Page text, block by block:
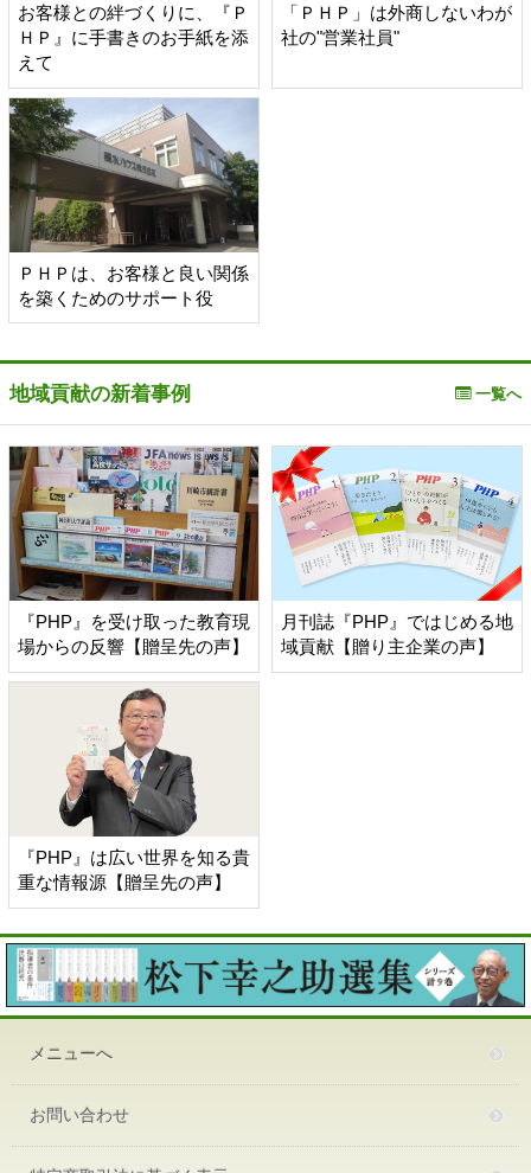
お客様との絆づくりに、『Ｐ
ＨＰ』に手書きのお手紙を添
えて
「ＰＨＰ」は外商しないわが
社の"営業社員"
ＰＨＰは、お客様と良い関係
を築くためのサポート役
地域貢献の新着事例 一覧へ
『PHP』を受け取った教育現
場からの反響【贈呈先の声】
月刊誌『PHP』ではじめる地
域貢献【贈り主企業の声】
『PHP』は広い世界を知る貴
重な情報源【贈呈先の声】
メニューへ
お問い合わせ